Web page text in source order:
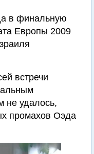
в финальную
Европы 2009
встречи
не удалось,
промахов Оэда